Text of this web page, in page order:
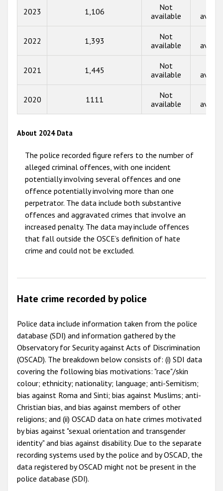
2012
2023 1,106
Not
available
2022 1,393
Not
available
2021 1,445
Not
available
2020 1111
Not
available
About 2024 Data
The police recorded figure refers to the number of
alleged criminal offences, with one incident
potentially involving several offences and one
offence potentially involving more than one
perpetrator. The data include both substantive
offences and aggravated crimes that involve an
increased penalty. The data may include offences
that fall outside the OSCE’s definition of hate
crime and could not be excluded.
Hate crime recorded by police
Police data include information taken from the police
database (SDI) and information gathered by the
Observatory for Security against Acts of Discrimination
(OSCAD). The breakdown below consists of: (i) SDI data
covering the following bias motivations: "race"/skin
colour; ethnicity; nationality; language; anti-Semitism;
bias against Roma and Sinti; bias against Muslims; anti-
Christian bias, and bias against members of other
religions; and (ii) OSCAD data on hate crimes motivated
by bias against "sexual orientation and transgender
identity" and bias against disability. Due to the separate
recording systems used by the police and by OSCAD, the
data registered by OSCAD might not be present in the
police database (SDI).